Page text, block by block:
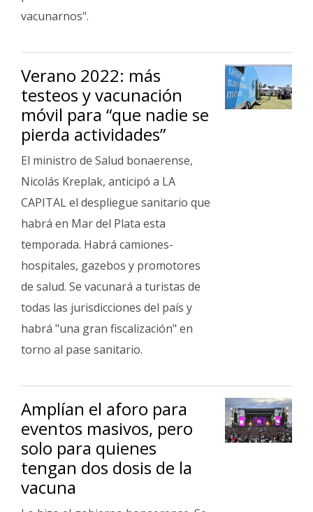
vacunarnos".
Verano 2022: más
testeos y vacunación
móvil para “que nadie se
pierda actividades”
El ministro de Salud bonaerense,
Nicolás Kreplak, anticipó a LA
CAPITAL el despliegue sanitario que
habrá en Mar del Plata esta
temporada. Habrá camiones-
hospitales, gazebos y promotores
de salud. Se vacunará a turistas de
todas las jurisdicciones del país y
habrá "una gran fiscalización" en
torno al pase sanitario.
Amplían el aforo para
eventos masivos, pero
solo para quienes
tengan dos dosis de la
vacuna